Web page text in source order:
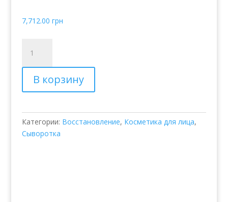
7,712.00 грн
товара
Сыворотка
лица
Youth
Максимальное
восстановление
В корзину
Категории: Восстановление, Косметика для лица,
Сыворотка